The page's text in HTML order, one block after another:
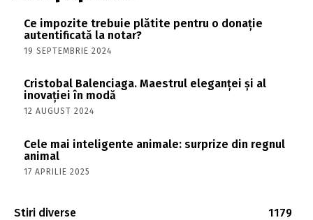
Ce impozite trebuie plătite pentru o donație
autentificată la notar?
19 SEPTEMBRIE 2024
Cristobal Balenciaga. Maestrul eleganței și al
inovației în modă
12 AUGUST 2024
Cele mai inteligente animale: surprize din regnul
animal
17 APRILIE 2025
Stiri diverse
1179